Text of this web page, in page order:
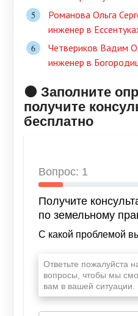
Романова Ольга
инженер в
Четвериков Вадим
инженер в
🟠 Заполните
получите
бесплатно